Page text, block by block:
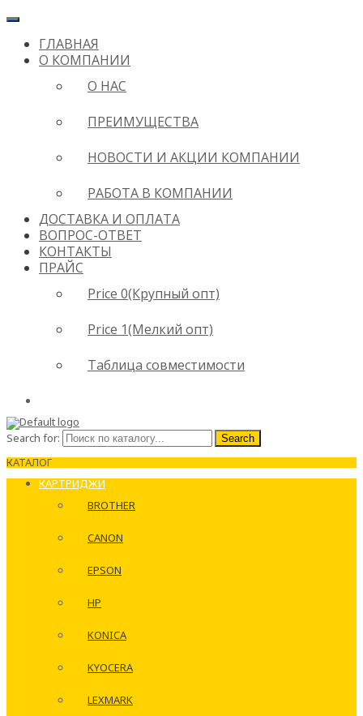
ГЛАВНАЯ
О КОМПАНИИ
О НАС
ПРЕИМУЩЕСТВА
НОВОСТИ И АКЦИИ КОМПАНИИ
РАБОТА В КОМПАНИИ
ДОСТАВКА И ОПЛАТА
ВОПРОС-ОТВЕТ
КОНТАКТЫ
ПРАЙС
Price 0(Крупный опт)
Price 1(Мелкий опт)
Таблица совместимости
Search for: Search
КАТАЛОГ
КАРТРИДЖИ
BROTHER
CANON
EPSON
HP
KONICA
KYOCERA
LEXMARK